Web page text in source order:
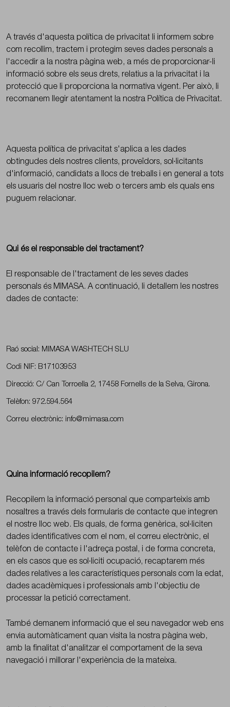
Treballa
amb
nosaltres
Subscriure's
al
Blog - Washingland
Treballa amb nosaltres
Subscriure's al newsletter
Contacte
A través d'aquesta política de privacitat li informem sobre
com recollim, tractem i protegim seves dades personals a
l'accedir a la nostra pàgina web, a més de proporcionar-li
informació sobre els seus drets, relatius a la privacitat i la
protecció que li proporciona la normativa vigent. Per això, li
recomanem llegir atentament la nostra Política de Privacitat.
Aquesta política de privacitat s'aplica a les dades
obtingudes dels nostres clients, proveïdors, sol·licitants
d'informació, candidats a llocs de treballs i en general a tots
els usuaris del nostre lloc web o tercers amb els quals ens
puguem relacionar.
Qui és el responsable del tractament?
El responsable de l'tractament de les seves dades
personals és MIMASA. A continuació, li detallem les nostres
dades de contacte:
Raó social: MIMASA WASHTECH SLU
Codi NIF: B17103953
Direcció: C/ Can Torroella 2, 17458 Fornells de la Selva, Girona.
Telèfon: 972.594.564
Correu electrònic: info@mimasa.com
Quina informació recopilem?
Recopilem la informació personal que comparteixis amb
nosaltres a través dels formularis de contacte que integren
el nostre lloc web. Els quals, de forma genèrica, sol·liciten
dades identificatives com el nom, el correu electrònic, el
telèfon de contacte i l'adreça postal, i de forma concreta,
en els casos que es sol·liciti ocupació, recaptarem més
dades relatives a les característiques personals com la edat,
dades acadèmiques i professionals amb l'objectiu de
processar la petició correctament.
També demanem informació que el seu navegador web ens
envia automàticament quan visita la nostra pàgina web,
amb la finalitat d'analitzar el comportament de la seva
navegació i millorar l'experiència de la mateixa.